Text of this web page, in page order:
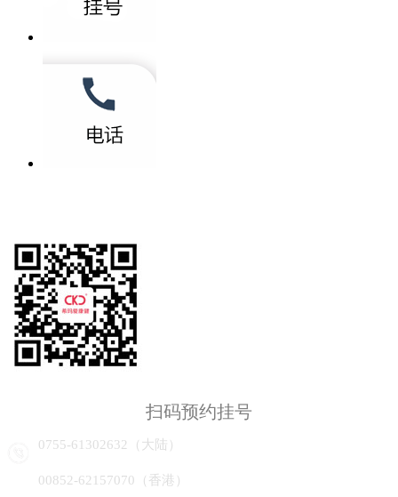
扫码预约挂号
0755-61302632（大陆）
00852-62157070（香港）